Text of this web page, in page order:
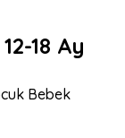
18 Ay
Bebek